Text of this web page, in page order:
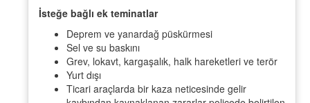
İsteğe bağlı ek teminatlar
Deprem ve yanardağ püskürmesi
Sel ve su baskını
Grev, lokavt, kargaşalık, halk hareketleri ve terör
Yurt dışı
Ticari araçlarda bir kaza neticesinde gelir